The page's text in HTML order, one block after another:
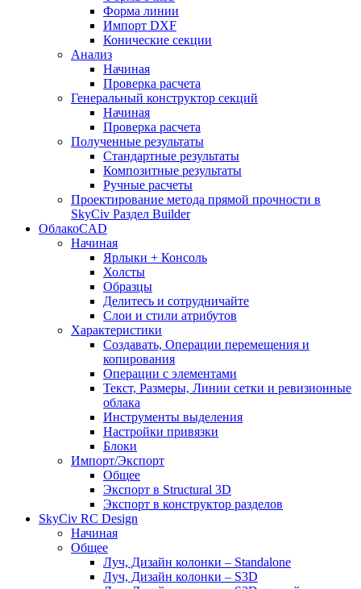
Форма линии
Импорт DXF
Конические секции
Анализ
Начиная
Проверка расчета
Генеральный конструктор секций
Начиная
Проверка расчета
Полученные результаты
Стандартные результаты
Композитные результаты
Ручные расчеты
Проектирование метода прямой прочности в
SkyCiv Раздел Builder
ОблакоCAD
Начиная
Ярлыки + Консоль
Холсты
Образцы
Делитесь и сотрудничайте
Слои и стили атрибутов
Характеристики
Создавать, Операции перемещения и
копирования
Операции с элементами
Текст, Размеры, Линии сетки и ревизионные
облака
Инструменты выделения
Настройки привязки
Блоки
Импорт/Экспорт
Общее
Экспорт в Structural 3D
Экспорт в конструктор разделов
SkyCiv RC Design
Начиная
Общее
Луч, Дизайн колонки – Standalone
Луч, Дизайн колонки – S3D